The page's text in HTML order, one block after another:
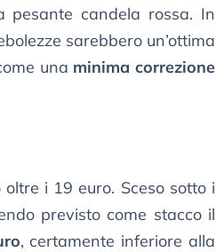
pesante candela rossa. In
sarebbero un’ottima
una minima correzione
i 19 euro. Sceso sotto i
previsto come stacco il
, certamente inferiore alla